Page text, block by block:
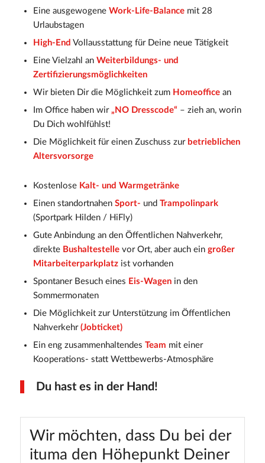
Eine ausgewogene Work-Life-Balancemit 28
Urlaubstagen
High-End Vollausstattung für Deine neue Tätigkeit
Eine Vielzahl an Weiterbildungs- und
Zertifizierungsmöglichkeiten
Wir bieten Dir die Möglichkeit zum Homeofficean
Im Office haben wir „NO Dresscode“ – zieh an, worin
Du Dich wohlfühlst!
Die Möglichkeit für einen Zuschuss zur betrieblichen
­Altersvorsorge
Kostenlose Kalt- und Warmgetränke
Einen standortnahen Sport- und Trampolinpark
(Sportpark Hilden / HiFly)
Gute Anbindung an den Öffentlichen Nahverkehr,
direkte Bushaltestellevor Ort, aber auch ein großer
Mitarbeiterparkplatzist vorhanden
Spontaner Besuch eines Eis-Wagenin den
Sommermonaten
Die Möglichkeit zur Unterstützung im Öffentlichen
Nah­verkehr (Jobticket)
Ein eng zusammenhaltendes Team mit einer
Kooperations- statt Wettbewerbs-Atmosphäre
Du hast es in der Hand!
Wir möchten, dass Du bei der
ituma den Höhepunkt Deiner